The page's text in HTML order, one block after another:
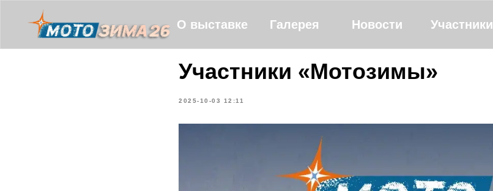
Новости
Галерея
О выставке Участники
Участники «Мотозимы»
2025-10-03 12:11